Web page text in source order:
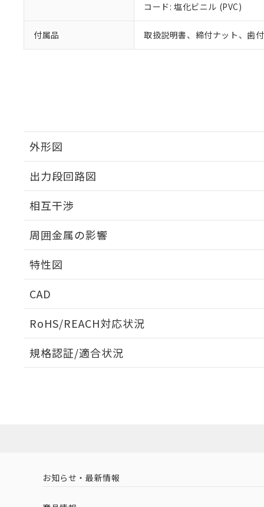
コード: 塩化ビニル (PVC)
付属品 取扱説明書、締付ナット、歯
外形図
出力段回路図
相互干渉
周囲金属の影響
特性図
CAD
RoHS/REACH対応状況
EU RoHS 注意事項・凡例
中国 RoHS 注意事項・凡例
規格認証/適合状況
（イギリス
（ノルウェー
お知らせ・最新情報